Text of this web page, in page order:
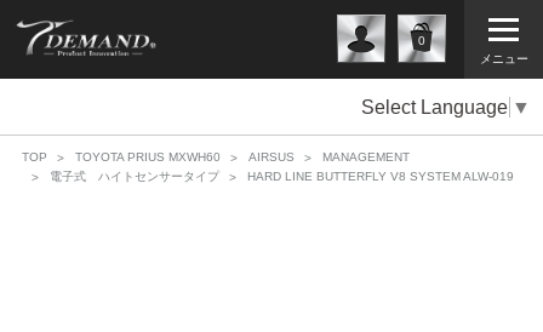
メニュー
0
Select Language ▼
TOP TOYOTA PRIUS MXWH60 AIRSUS
MANAGEMENT
電子式 ハイトセンサータイプ
HARD LINE BUTTERFLY V8 SYSTEM ALW-019